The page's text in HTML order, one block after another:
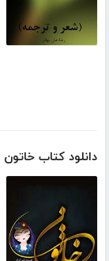
دانلود کتاب خاتون